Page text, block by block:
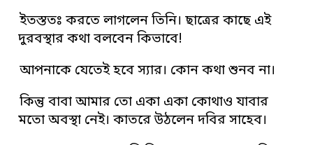
ইতস্ততঃ করতে লাগলেন তিনি। ছাত্রের কাছে এই
দুরবস্থার কথা বলবেন কিভাবে!
আপনাকে যেতেই হবে স্যার। কোন কথা শুনব না।
কিন্তু বাবা আমার তো একা একা কোথাও যাবার
মতো অবস্থা নেই। কাতরে উঠলেন দবির সাহেব।